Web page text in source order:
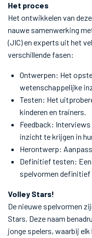
Het proces
Het ontwikkelen van
nauwe samenwerking
(JIC) en experts uit het
verschillende fasen:
Ontwerpen: Het
wetenschappelijke
Testen: Het
kinderen en trainers.
Feedback:
inzicht te krijgen in
Herontwerp:
Definitief testen:
spelvormen
Volley Stars!
De nieuwe spelvormen
Stars. Deze naam
jonge spelers, waarbij